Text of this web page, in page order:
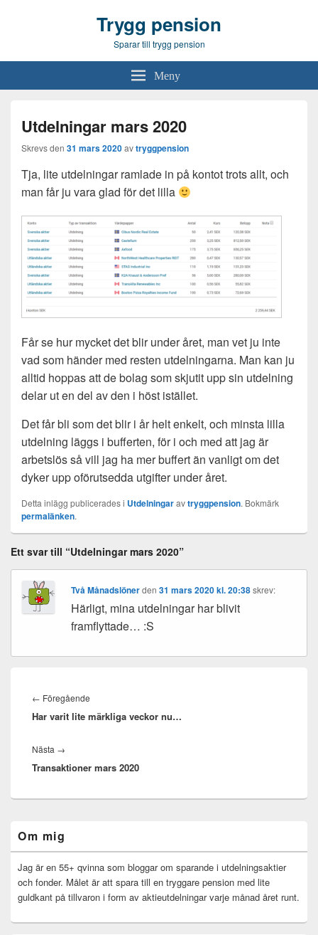
Trygg pension
Sparar till trygg pension
Meny
Utdelningar mars 2020
Skrevs den 31 mars 2020avtryggpension
Tja, lite utdelningar ramlade in på kontot trots allt, och
man får ju vara glad för det lilla
Får se hur mycket det blir under året, man vet ju inte
vad som händer med resten utdelningarna. Man kan ju
alltid hoppas att de bolag som skjutit upp sin utdelning
delar ut en del av den i höst istället.
Det får bli som det blir i år helt enkelt, och minsta lilla
utdelning läggs i bufferten, för i och med att jag är
arbetslös så vill jag ha mer buffert än vanligt om det
dyker upp oförutsedda utgifter under året.
Detta inlägg publicerades i Utdelningaravtryggpension. Bokmärk
permalänken.
Ett svar till “Utdelningar mars 2020”
Två Månadslönerden31 mars 2020 kl. 20:38 skrev:
Härligt, mina utdelningar har blivit
framflyttade… :S
← Föregående
inlägg:
Har varit lite märkliga veckor nu…
Nästa →
inlägg:
Transaktioner mars 2020
sidofältet
Widget
område
Om mig
Jag är en 55+ qvinna som bloggar om sparande i utdelningsaktier
och fonder. Målet är att spara till en tryggare pension med lite
guldkant på tillvaron i form av aktieutdelningar varje månad året runt.